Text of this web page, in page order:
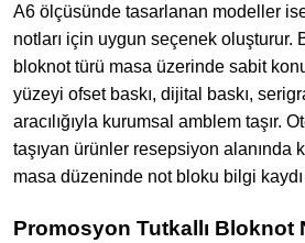
A6 ölçüsünde tasarlanan modeller
notları için uygun seçenek oluşturur.
bloknot türü masa üzerinde sabit
yüzeyi ofset baskı, dijital baskı,
aracılığıyla kurumsal amblem taşır.
taşıyan ürünler resepsiyon alanında
masa düzeninde not bloku bilgi kaydı
Promosyon Tutkallı Bloknot